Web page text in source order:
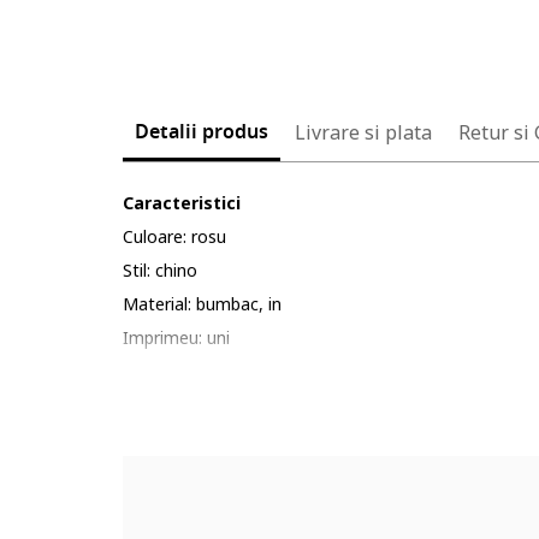
Detalii produs Livrare si plata Retur si
Caracteristici
Culoare: rosu
Stil: chino
Material: bumbac, in
Imprimeu: uni